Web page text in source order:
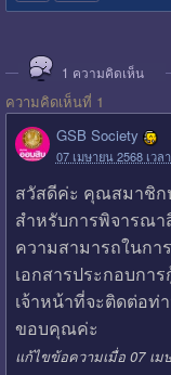
1 ความคิดเห็น
ความคิดเห็นที่ 1
GSB Society
07 เมษายน 2568 เวล
สวัสดีค่ะ คุณสมาชิก
สำหรับการพิจารณา
ความสามารถในกา
เอกสารประกอบกา
เจ้าหน้าที่จะติดต่อ
ขอบคุณค่ะ
แก้ไขข้อความเมื่อ 07 เม